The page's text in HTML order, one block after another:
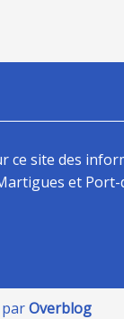
ce site des
et
Overblog